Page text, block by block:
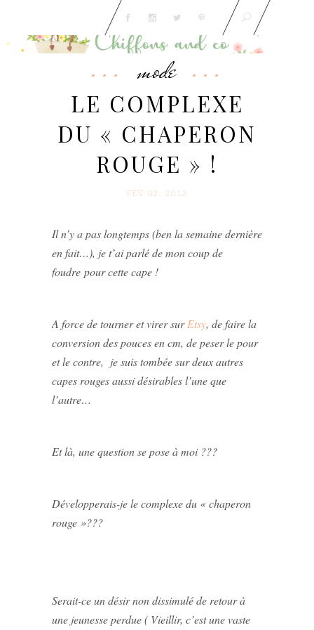
mode
LE COMPLEXE
DU « CHAPERON
ROUGE » !
FÉV 02. 2012
Il n’y a pas longtemps (ben la semaine dernière
en fait…), je t’ai parlé de mon coup de
foudre pour cette cape !
A force de tourner et virer surEtsy, de faire la
conversion des pouces en cm, de peser le pour
et le contre, je suis tombée sur deux autres
capes rouges aussi désirables l’une que
l’autre…
Et là, une question se pose à moi ???
Développerais-je le complexe du « chaperon
rouge »???
Serait-ce un désir non dissimulé de retour à
une jeunesse perdue ( Vieillir, c’est une vaste